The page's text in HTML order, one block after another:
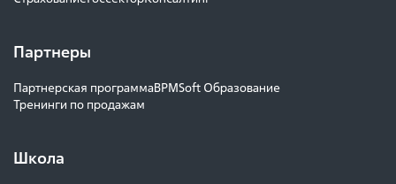
Партнеры
Партнерская программаBPMSoft Образование
Тренинги по продажам
Школа